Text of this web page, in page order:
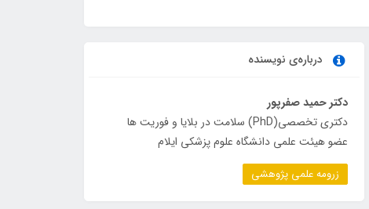
درباره‌ی نویسنده
دکتر حمید صفرپور
دکتری تخصصی(PhD) سلامت در بلایا و فوریت ها
عضو هیئت علمی دانشگاه علوم پزشکی ایلام
زرومه علمی پژوهشی